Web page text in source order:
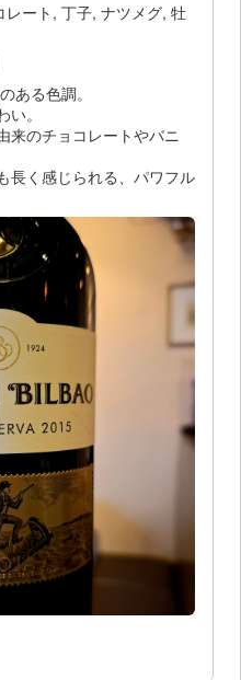
ート, 丁子, ナツメグ, 牡
ある色調。
。
来のチョコレートやバニ
長く感じられる、パワフル